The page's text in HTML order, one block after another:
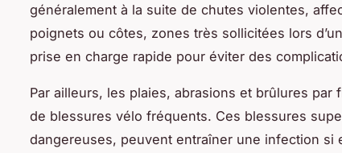
généralement à la suite de chutes violentes,
poignets ou côtes, zones très sollicitées lors
prise en charge rapide pour éviter des
Par ailleurs, les plaies, abrasions et brûlures
de blessures vélo fréquents. Ces blessures
dangereuses, peuvent entraîner une infection si